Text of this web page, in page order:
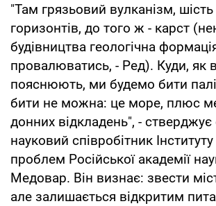
"Там грязьовий вулканізм,
горизонтів, до того ж - карст
будівництва геологічна
провалюватись, - Ред). Куди, як
пояснюють, ми будемо бити
бити не можна: це море, плюс
донних відкладень", -
науковий співробітник
проблем Російської академії
Медовар. Він визнає: звести
але залишається відкритим